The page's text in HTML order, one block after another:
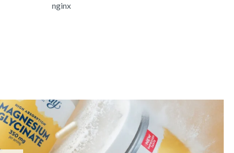
nginx